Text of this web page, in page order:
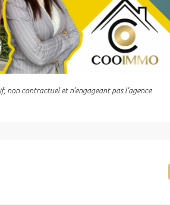
contractuel et n’engageant pas l’agence